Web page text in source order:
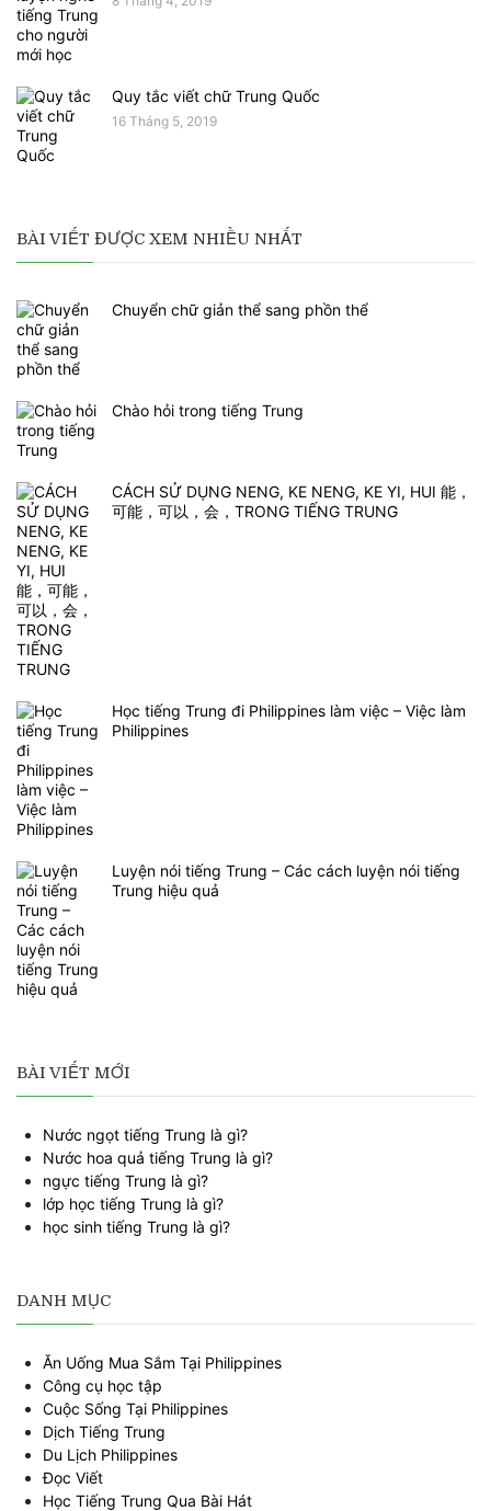
Quy tắc viết chữ Trung Quốc
16 Tháng 5, 2019
BÀI VIẾT ĐƯỢC XEM NHIỀU NHẤT
Chuyển chữ giản thể sang phồn thể
Chào hỏi trong tiếng Trung
CÁCH SỬ DỤNG NENG, KE NENG, KE YI, HUI 能，
可能，可以，会，TRONG TIẾNG TRUNG
Học tiếng Trung đi Philippines làm việc – Việc làm
Philippines
Luyện nói tiếng Trung – Các cách luyện nói tiếng
Trung hiệu quả
BÀI VIẾT MỚI
Nước ngọt tiếng Trung là gì?
Nước hoa quả tiếng Trung là gì?
ngực tiếng Trung là gì?
lớp học tiếng Trung là gì?
học sinh tiếng Trung là gì?
DANH MỤC
Ăn Uống Mua Sắm Tại Philippines
Công cụ học tập
Cuộc Sống Tại Philippines
Dịch Tiếng Trung
Du Lịch Philippines
Đọc Viết
Học Tiếng Trung Qua Bài Hát